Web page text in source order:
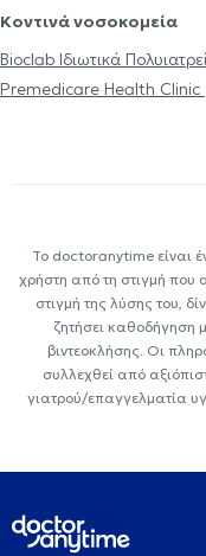
Κοντινά νοσοκομεία
Bioclab Ιδιωτικά
Premedicare Health Clinic
Το doctoranytime είναι
χρήστη από τη στιγμή που
στιγμή της λύσης του,
ζητήσει καθοδήγηση
βιντεοκλήσης. Οι
συλλεχθεί από
γιατρού/επαγγελματία